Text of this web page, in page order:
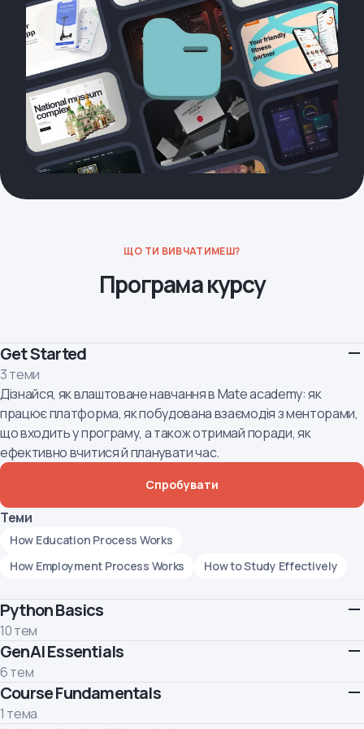
ЩО ТИ ВИВЧАТИМЕШ?
Програма курсу
Get Started
3 теми
Дізнайся, як влаштоване навчання в Mate academy: як
працює платформа, як побудована взаємодія з менторами,
що входить у програму, а також отримай поради, як
ефективно вчитися й планувати час.
Спробувати
Теми
How Education Process Works
How Employment Process Works
How to Study Effectively
Python Basics
10 тем
Починаємо вчити мову програмування Python! У цьому
модулі ми познайомимось із синтаксисом, змінними,
циклами, функціями, операторами, списками та з іншими
базовими конструкціями мови Python.
GenAI Essentials
6 тем
Навчися використовувати GenAI ефективно та
відповідально.
Course Fundamentals
1 тема